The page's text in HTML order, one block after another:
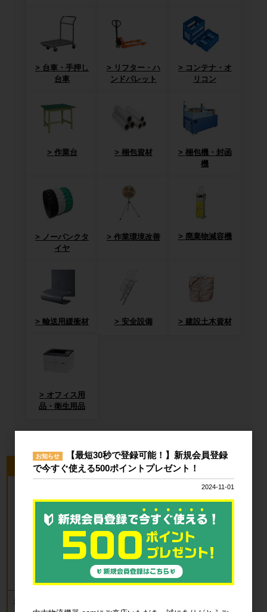
台車・手押し
台車
リフター・ハ
ンドパレット
コンテナ・オ
リコン
作業台 梱包資材
梱包機・封函
機
ノーパンクタ
イヤ
作業環境改善 廃棄物減容機
輸送用緩衝材 安全設備 建設土木資材
オフィス用
品・衛生用品
今回のピックアップ商品
新品 カゴ台車 ロールボックスパレッ
お知らせ
【最短30秒で登録可能！】新規会員登録
で今すぐ使える500ポイントプレゼント！
2024-11-01